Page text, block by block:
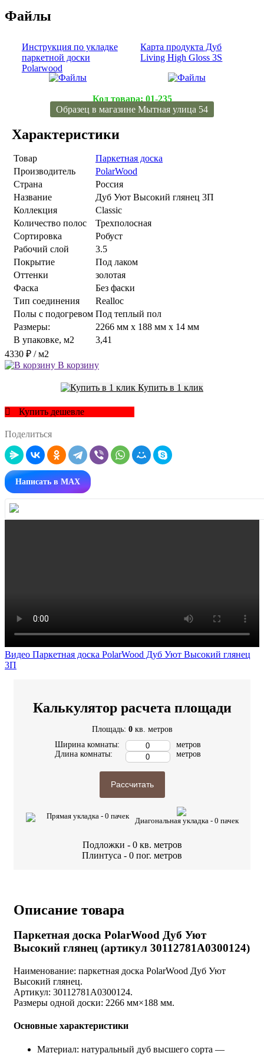
Файлы
Инструкция по укладке
паркетной доски
Polarwood
Карта продукта Дуб
Living High Gloss 3S
Код товара: 01-235
Образец в магазине Мытная улица 54
Характеристики
Товар
Паркетная доска
Производитель
PolarWood
Страна
Россия
Название
Дуб Уют Высокий глянец 3П
Коллекция
Classic
Количество полос
Трехполосная
Сортировка
Робуст
Рабочий слой
3.5
Покрытие
Под лаком
Оттенки
золотая
Фаска
Без фаски
Тип соединения
Realloc
Полы с подогревом Под теплый пол
Размеры:
2266 мм x 188 мм x 14 мм
В упаковке, м2
3,41
4330 ₽ / м2
В корзину
Купить в 1 клик
Купить дешевле
Поделиться
Написать в MAX
Видео Паркетная доска PolarWood Дуб Уют Высокий глянец
3П
Калькулятор расчета площади
Площадь: 0 кв. метров
Ширина комнаты:
Длина комнаты:
метров
метров
Рассчитать
Прямая укладка - 0 пачек
Диагональная укладка - 0 пачек
Подложки - 0 кв. метров
Плинтуса - 0 пог. метров
Описание товара
Паркетная доска PolarWood Дуб Уют
Высокий глянец (артикул 30112781A0300124)
Наименование: паркетная доска PolarWood Дуб Уют
Высокий глянец.
Артикул: 30112781A0300124.
Размеры одной доски: 2266 мм×188 мм.
Основные характеристики
Материал: натуральный дуб высшего сорта —